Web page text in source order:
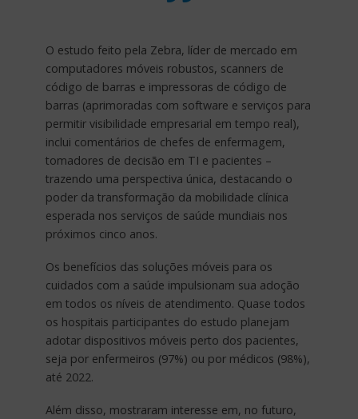
O estudo feito pela Zebra, líder de mercado em
computadores móveis robustos, scanners de
código de barras e impressoras de código de
barras (aprimoradas com software e serviços para
permitir visibilidade empresarial em tempo real),
inclui comentários de chefes de enfermagem,
tomadores de decisão em TI e pacientes –
trazendo uma perspectiva única, destacando o
poder da transformação da mobilidade clínica
esperada nos serviços de saúde mundiais nos
próximos cinco anos.
Os benefícios das soluções móveis para os
cuidados com a saúde impulsionam sua adoção
em todos os níveis de atendimento. Quase todos
os hospitais participantes do estudo planejam
adotar dispositivos móveis perto dos pacientes,
seja por enfermeiros (97%) ou por médicos (98%),
até 2022.
Além disso, mostraram interesse em, no futuro,